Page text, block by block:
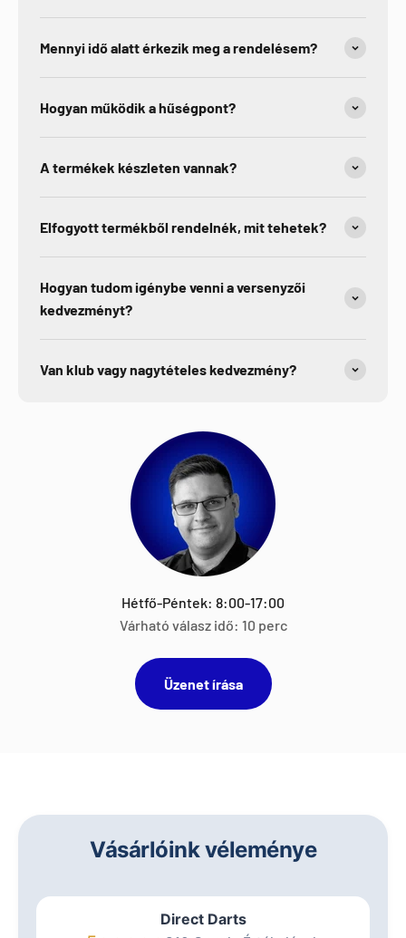
Mennyi idő alatt érkezik meg a rendelésem?
Hogyan működik a hűségpont?
A termékek készleten vannak?
Elfogyott termékből rendelnék, mit tehetek?
Hogyan tudom igénybe venni a versenyzői
kedvezményt?
Van klub vagy nagytételes kedvezmény?
Hétfő-Péntek: 8:00-17:00
Várható válasz idő: 10 perc
Üzenet írása
Vásárlóink véleménye
Direct Darts